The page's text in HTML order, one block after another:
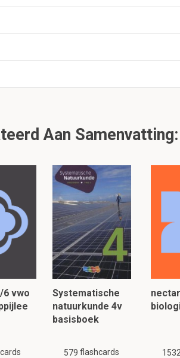
5 andere flashcards beschikbaar voor
voor dit materiaal. Deze
Aan
6 vwo
Systematische
natuurkunde 4v
basisboek
579 flashcards
1532